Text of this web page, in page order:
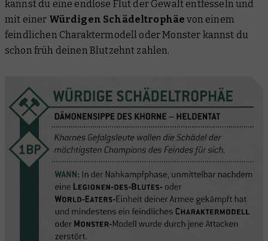
kannst du eine endlose Flut der Gewalt entfesseln und
mit einer Würdigen Schädeltrophäe von einem
feindlichen Charaktermodell oder Monster kannst du
schon früh deinen Blutzehnt zahlen.